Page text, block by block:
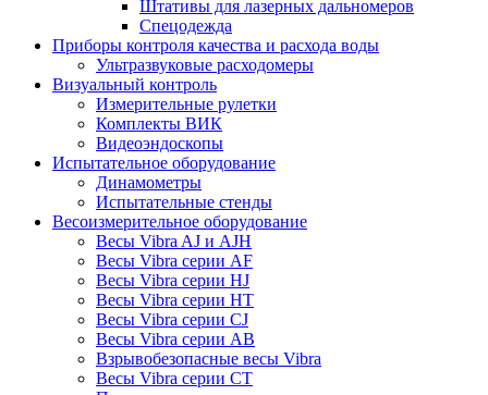
Штативы для лазерных дальномеров
Спецодежда
Приборы контроля качества и расхода воды
Ультразвуковые расходомеры
Визуальный контроль
Измерительные рулетки
Комплекты ВИК
Видеоэндоскопы
Испытательное оборудование
Динамометры
Испытательные стенды
Весоизмерительное оборудование
Весы Vibra AJ и AJH
Весы Vibra серии AF
Весы Vibra серии HJ
Весы Vibra серии HT
Весы Vibra серии CJ
Весы Vibra серии AB
Взрывобезопасные весы Vibra
Весы Vibra серии CT